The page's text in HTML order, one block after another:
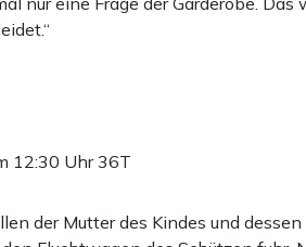
12:30 Uhr36T
der Mutter des Kindes und